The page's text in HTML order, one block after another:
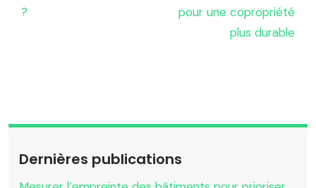
?
pour une copropriété
plus durable
Dernières publications